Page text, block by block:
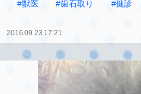
#獣医
#歯石取り #健診
2016.09.23 17:21